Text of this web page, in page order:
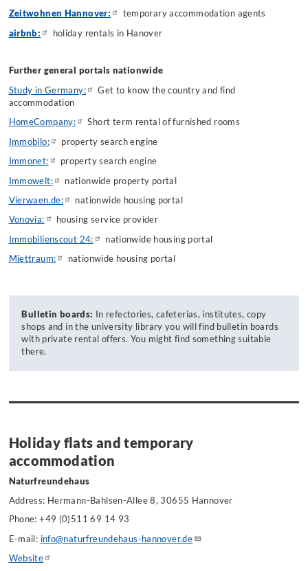
Zeitwohnen Hannover:
temporary accommodation agents
airbnb:
holiday rentals in Hanover
Further general portals nationwide
Study in Germany:
Get to know the country and find
accommodation
HomeCompany:
Short term rental of furnished rooms
Immobilo:
property search engine
Immonet:
property search engine
Immowelt:
nationwide property portal
Vierwaen.de:
nationwide housing portal
Vonovia:
housing service provider
Immobilienscout 24:
nationwide housing portal
Miettraum:
nationwide housing portal
Bulletin boards:
In refectories, cafeterias, institutes, copy
shops and in the university library you will find bulletin boards
with private rental offers. You might find something suitable
there.
Holiday flats and temporary
accommodation
Naturfreundehaus
Address: Hermann-Bahlsen-Allee 8, 30655 Hannover
Phone: +49 (0)511 69 14 93
E-mail: info@naturfreundehaus-hannover.de
Website